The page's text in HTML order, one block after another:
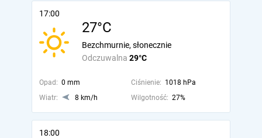
17:00
27°C
Odczuwalna 29°C
Bezchmurnie, słonecznie
Opad: 0 mm Ciśnienie: 1018 hPa
Wiatr:
8 km/h Wilgotność: 27%
18:00